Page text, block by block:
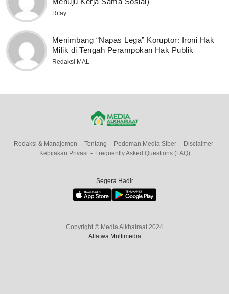
Rifay
Menimbang “Napas Lega” Koruptor: Ironi Hak
Milik di Tengah Perampokan Hak Publik
Redaksi MAL
Redaksi & Manajemen Tentang Pedoman Media Siber
Disclaimer
Kebijakan Privasi
Frequently Asked Questions (FAQ)
Segera Hadir
Copyright © Media Alkhairaat 2024
Alfatwa Multimedia